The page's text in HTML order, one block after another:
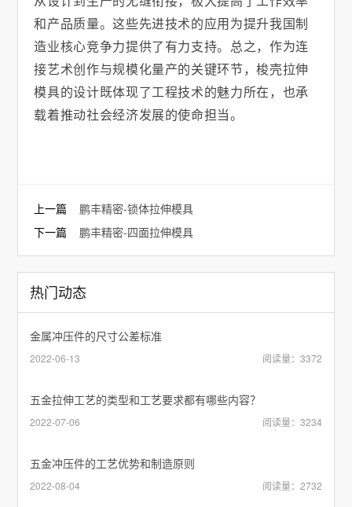
和产品质量。这些先进技术的应用为提升我国制
造业核心竞争力提供了有力支持。总之，作为连
接艺术创作与规模化量产的关键环节，梭壳拉伸
模具的设计既体现了工程技术的魅力所在，也承
载着推动社会经济发展的使命担当。
上一篇 鹏丰精密-锁体拉伸模具
下一篇 鹏丰精密-四面拉伸模具
热门动态
金属冲压件的尺寸公差标准
2022-06-13 阅读量：3372
五金拉伸工艺的类型和工艺要求都有哪些内容？
2022-07-06 阅读量：3234
五金冲压件的工艺优势和制造原则
2022-08-04 阅读量：2732